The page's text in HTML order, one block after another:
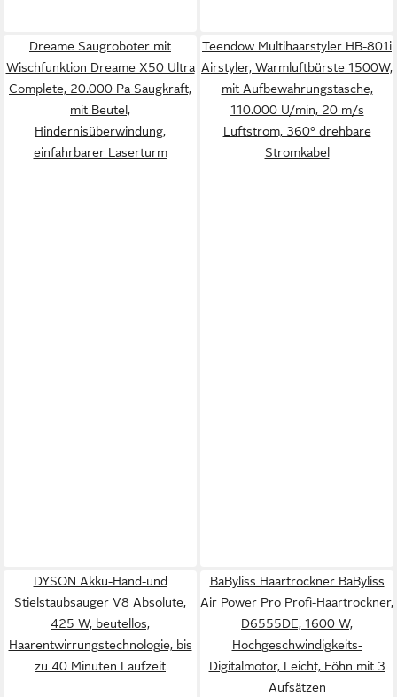
Dreame Saugroboter mit
Wischfunktion Dreame X50 Ultra
Complete, 20.000 Pa Saugkraft,
mit Beutel,
Hindernisüberwindung,
einfahrbarer Laserturm
Teendow Multihaarstyler HB-801i
Airstyler, Warmluftbürste 1500W,
mit Aufbewahrungstasche,
110.000 U/min, 20 m/s
Luftstrom, 360° drehbare
Stromkabel
DYSON Akku-Hand-und
Stielstaubsauger V8 Absolute,
425 W, beutellos,
Haarentwirrungstechnologie, bis
zu 40 Minuten Laufzeit
BaByliss Haartrockner BaByliss
Air Power Pro Profi-Haartrockner,
D6555DE, 1600 W,
Hochgeschwindigkeits-
Digitalmotor, Leicht, Föhn mit 3
Aufsätzen